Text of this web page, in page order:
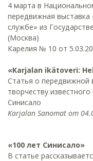
4 марта в
передвижная выставка
службе» из
(Москва)
Карелия № 10 от
«Karjalan ikätoveri:
Статья о передвижной
творчеству
Синисало
Karjalan Sanomat от
«100 лет Синисало»
В статье